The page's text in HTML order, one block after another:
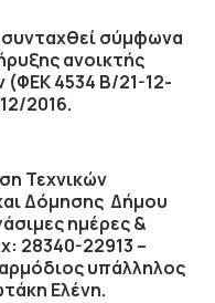
συνταχθεί σύμφωνα
ανοικτής
(ΦΕΚ 4534 Β/21-12-
2016.
Τεχνικών
Δόμησης Δήμου
ημέρες &
28340-22913 –
υπάλληλος
Ελένη.